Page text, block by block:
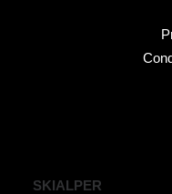
SKIALPER